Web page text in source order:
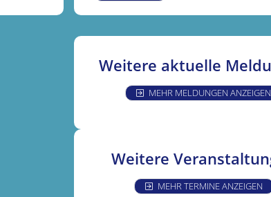
Weitere aktuelle
MEHR MELDUNGEN ANZEIGEN
Weitere
MEHR TERMINE ANZEIGEN